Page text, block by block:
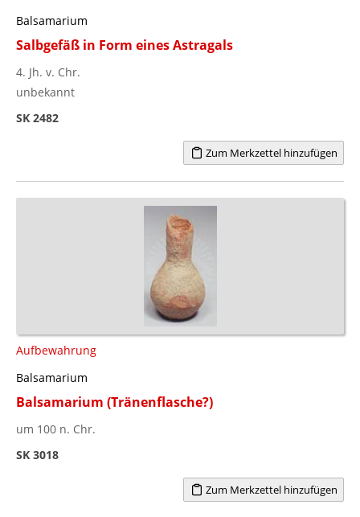
Balsamarium
Salbgefäß in Form eines Astragals
4. Jh. v. Chr.
unbekannt
SK 2482
Zum Merkzettel hinzufügen
Aufbewahrung
Balsamarium
Balsamarium (Tränenflasche?)
um 100 n. Chr.
SK 3018
Zum Merkzettel hinzufügen